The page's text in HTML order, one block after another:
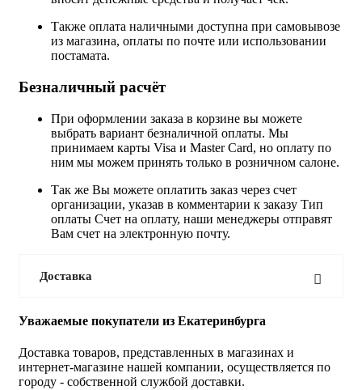
Также оплата наличными доступна при самовывозе
из магазина, оплаты по почте или использовании
постамата.
Безналичный расчёт
При оформлении заказа в корзине вы можете
выбрать вариант безналичной оплаты. Мы
принимаем карты Visa и Master Card, но оплату по
ним мы можем принять только в розничном салоне.
Так же Вы можете оплатить заказ через счет
организации, указав в комментарии к заказу Тип
оплаты Счет на оплату, наши менеджеры отправят
Вам счет на электронную почту.
Доставка
Уважаемые покупатели из Екатеринбурга
Доставка товаров, представленных в магазинах и
интернет-магазине нашей компании, осуществляется по
городу - собственной службой доставки.